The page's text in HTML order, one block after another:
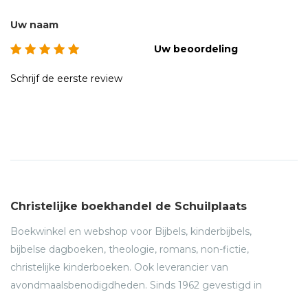
Uw naam
Uw beoordeling
Schrijf de eerste review
Christelijke boekhandel de Schuilplaats
Boekwinkel en webshop voor Bijbels, kinderbijbels,
bijbelse dagboeken, theologie, romans, non-fictie,
christelijke kinderboeken. Ook leverancier van
avondmaalsbenodigdheden. Sinds 1962 gevestigd in